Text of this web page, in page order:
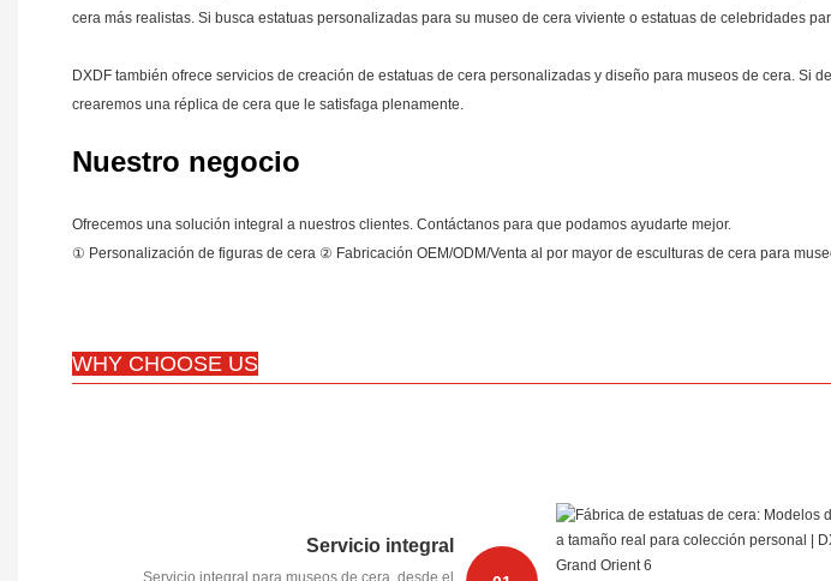
cera más realistas. Si busca estatuas personalizadas para su museo de cera viviente o estatuas de celebridades
DXDF también ofrece servicios de creación de estatuas de cera personalizadas y diseño para museos de cera.
crearemos una réplica de cera que le satisfaga plenamente.
Nuestro negocio
Ofrecemos una solución integral a nuestros clientes. Contáctanos para que podamos ayudarte mejor.
① Personalización de figuras de cera ② Fabricación OEM/ODM/Venta al por mayor de esculturas de cera para
WHY CHOOSE US
Servicio integral
Servicio integral para museos de cera, desde el